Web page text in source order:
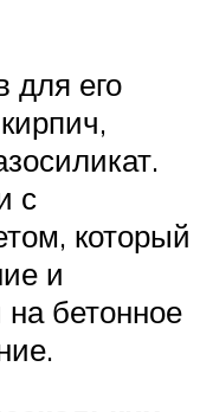
для его
с
который
и
бетонное